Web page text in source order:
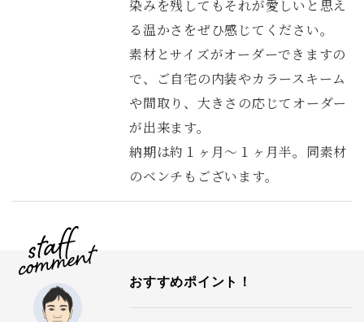
染みを残してもそれが愛しいと思え
る温かさをぜひ感じてください。
素材とサイズがオーダーできますの
で、ご自宅の内装やカラースキーム
や間取り、大きさの応じてオーダー
が出来ます。
納期は約１ヶ月～１ヶ月半。同素材
のベンチもございます。
おすすめポイント！